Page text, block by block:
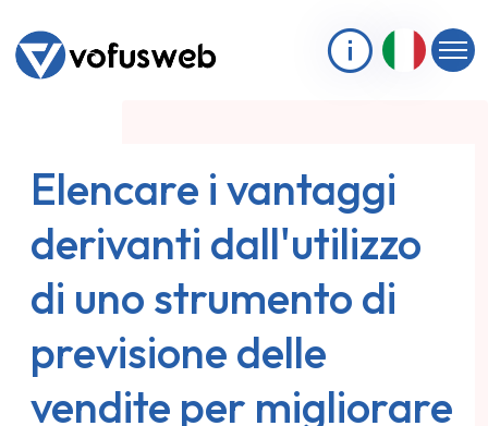
Elencare i vantaggi
derivanti dall'utilizzo
di uno strumento di
previsione delle
vendite per migliorare